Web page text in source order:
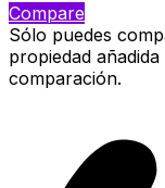
Compare
Sólo puedes
propiedad
comparación.